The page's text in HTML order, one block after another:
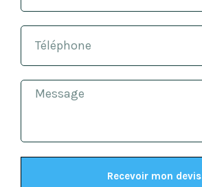
Recevoir mon devis